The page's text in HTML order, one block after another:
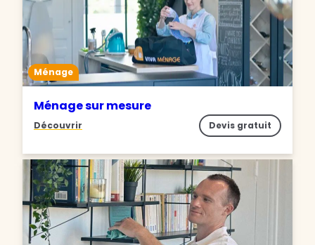
Ménage
Ménage sur mesure
Découvrir Devis gratuit